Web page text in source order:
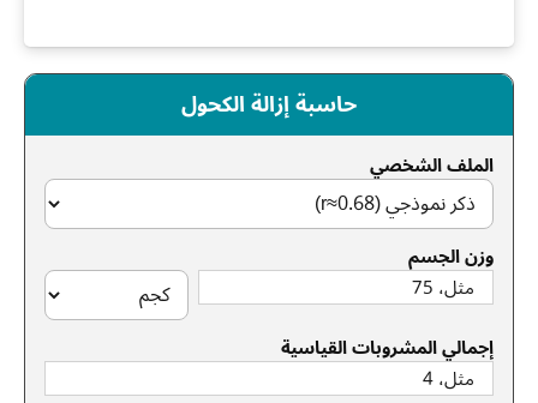
حاسبة إزالة الكحول
الملف الشخصي
وزن الجسم
إجمالي المشروبات القياسية